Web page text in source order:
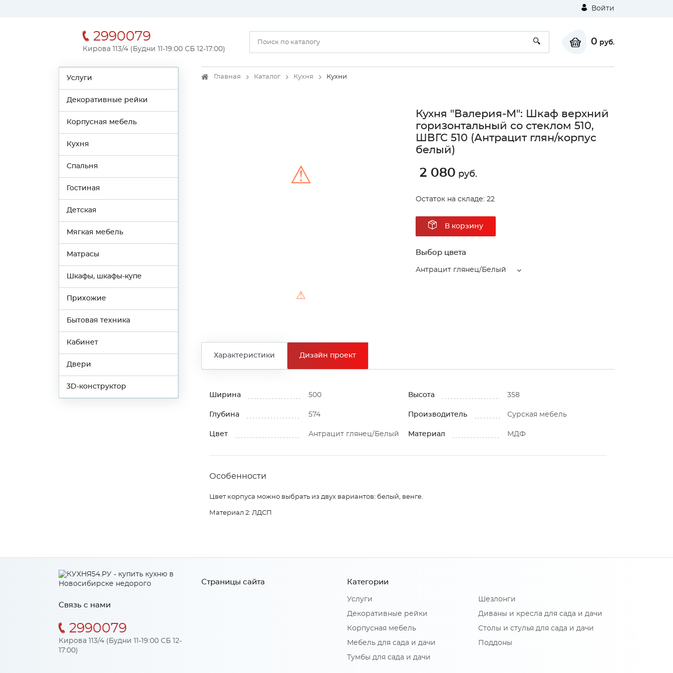
Войти
2990079
Кирова 113/4 (Будни 11-19:00 СБ 12-17:00)
0 руб.
Услуги
Декоративные рейки
Корпусная мебель
Кухня
Спальня
Гостиная
Детская
Мягкая мебель
Матрасы
Шкафы, шкафы-купе
Прихожие
Бытовая техника
Кабинет
Двери
3D-конструктор
Главная Каталог Кухня Кухни
⚠
⚠
Кухня "Валерия-М": Шкаф верхний
горизонтальный со стеклом 510,
ШВГС 510 (Антрацит глян/корпус
белый)
2 080 руб.
Остаток на складе: 22
В корзину
Выбор цвета
Антрацит глянец/Белый
Характеристики Дизайн проект
Ширина 500 Высота 358
Глубина 574 Производитель Сурская мебель
Цвет Антрацит глянец/Белый Материал МДФ
Особенности
Цвет корпуса можно выбрать из двух вариантов: белый, венге.
Материал 2: ЛДСП
Связь с нами
2990079
Кирова 113/4 (Будни 11-19:00 СБ 12-
17:00)
Страницы сайта Категории
Услуги
Декоративные рейки
Корпусная мебель
Мебель для сада и дачи
Тумбы для сада и дачи
Шезлонги
Диваны и кресла для сада и дачи
Столы и стулья для сада и дачи
Поддоны